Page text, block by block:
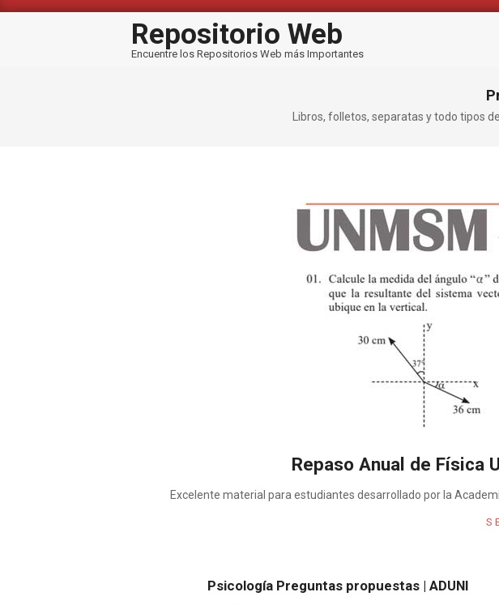
Repositorio Web
Encuentre los Repositorios Web más Importantes
Libros, folletos, separatas y todo tipos
Repaso Anual de Física
Excelente material para estudiantes desarrollado por la
Psicología Preguntas propuestas | ADUNI